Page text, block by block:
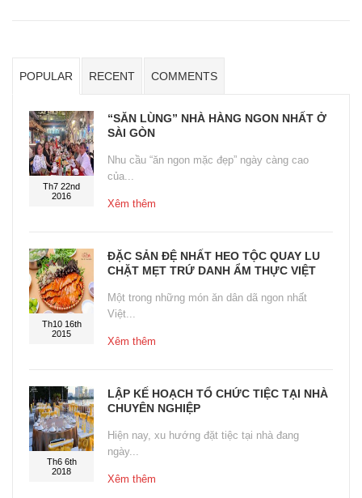
POPULAR RECENT COMMENTS
Th7 22nd
2016
“SĂN LÙNG” NHÀ HÀNG NGON NHẤT Ở
SÀI GÒN
Nhu cầu “ăn ngon mặc đẹp” ngày càng cao
của...
Xêm thêm
Th10 16th
2015
ĐẶC SẢN ĐỆ NHẤT HEO TỘC QUAY LU
CHẶT MẸT TRỨ DANH ẨM THỰC VIỆT
Một trong những món ăn dân dã ngon nhất
Việt...
Xêm thêm
Th6 6th
2018
LẬP KẾ HOẠCH TỔ CHỨC TIỆC TẠI NHÀ
CHUYÊN NGHIỆP
Hiện nay, xu hướng đặt tiệc tại nhà đang
ngày...
Xêm thêm